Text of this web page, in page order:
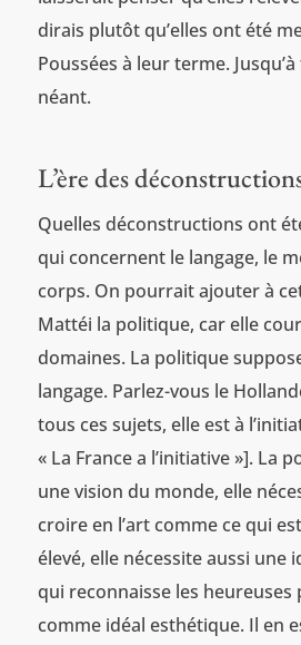
dirais plutôt qu’elles ont été
Poussées à leur terme.
néant.
L’ère des
Quelles déconstructions ont
qui concernent le langage, le
corps. On pourrait ajouter à
Mattéi la politique, car elle
domaines. La politique
langage. Parlez-vous le
tous ces sujets, elle est à
« La France a l’initiative »]. La
une vision du monde, elle
croire en l’art comme ce qui
élevé, elle nécessite aussi une
qui reconnaisse les
comme idéal esthétique. Il en